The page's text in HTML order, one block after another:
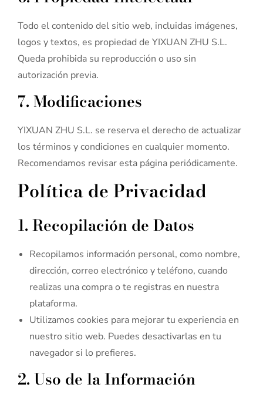
Todo el contenido del sitio web, incluidas imágenes,
logos y textos, es propiedad de YIXUAN ZHU S.L.
Queda prohibida su reproducción o uso sin
autorización previa.
7. Modificaciones
YIXUAN ZHU S.L. se reserva el derecho de actualizar
los términos y condiciones en cualquier momento.
Recomendamos revisar esta página periódicamente.
Política de Privacidad
1. Recopilación de Datos
Recopilamos información personal, como nombre,
dirección, correo electrónico y teléfono, cuando
realizas una compra o te registras en nuestra
plataforma.
Utilizamos cookies para mejorar tu experiencia en
nuestro sitio web. Puedes desactivarlas en tu
navegador si lo prefieres.
2. Uso de la Información